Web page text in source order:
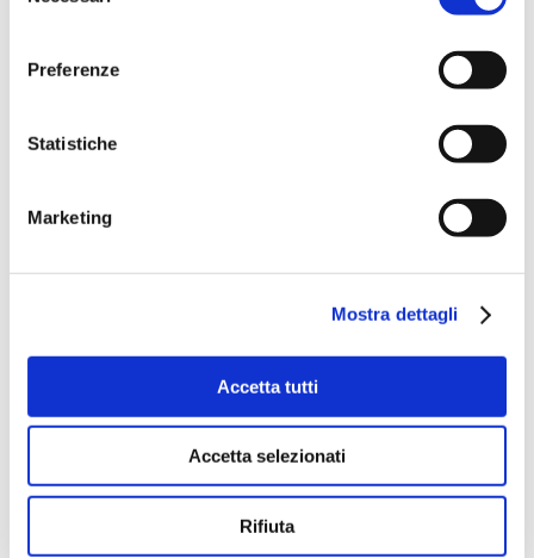
Preferenze
Statistiche
Marketing
Mostra dettagli
Accetta tutti
Accetta selezionati
Rifiuta
elektrisches Ansaugsystem für Pumpen. Es
stellt die Alternative zur klassischen manuellen
Kraftaufwand mehr, um das Saugrohr von
anderen Pumpeinheiten zu füllen, die einen